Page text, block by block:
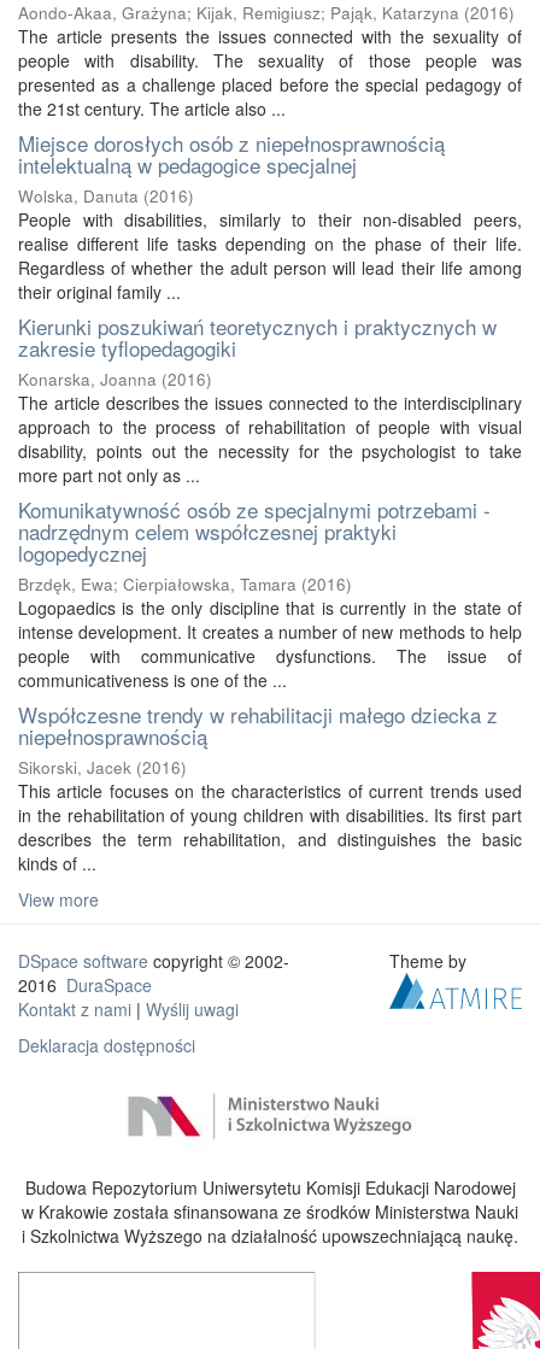
Aondo-Akaa, Grażyna; Kijak, Remigiusz; Pająk, Katarzyna (2016)
The article presents the issues connected with the sexuality of
people with disability. The sexuality of those people was
presented as a challenge placed before the special pedagogy of
the 21st century. The article also ...
Miejsce dorosłych osób z niepełnosprawnością
intelektualną w pedagogice specjalnej
Wolska, Danuta (2016)
People with disabilities, similarly to their non-disabled peers,
realise different life tasks depending on the phase of their life.
Regardless of whether the adult person will lead their life among
their original family ...
Kierunki poszukiwań teoretycznych i praktycznych w
zakresie tyflopedagogiki
Konarska, Joanna (2016)
The article describes the issues connected to the interdisciplinary
approach to the process of rehabilitation of people with visual
disability, points out the necessity for the psychologist to take
more part not only as ...
Komunikatywność osób ze specjalnymi potrzebami -
nadrzędnym celem współczesnej praktyki
logopedycznej
Brzdęk, Ewa; Cierpiałowska, Tamara (2016)
Logopaedics is the only discipline that is currently in the state of
intense development. It creates a number of new methods to help
people with communicative dysfunctions. The issue of
communicativeness is one of the ...
Współczesne trendy w rehabilitacji małego dziecka z
niepełnosprawnością
Sikorski, Jacek (2016)
This article focuses on the characteristics of current trends used
in the rehabilitation of young children with disabilities. Its first part
describes the term rehabilitation, and distinguishes the basic
kinds of ...
View more
DSpace software copyright © 2002-
2016 DuraSpace
Kontakt z nami | Wyślij uwagi
Deklaracja dostępności
Theme by
Budowa Repozytorium Uniwersytetu Komisji Edukacji Narodowej
w Krakowie została sfinansowana ze środków Ministerstwa Nauki
i Szkolnictwa Wyższego na działalność upowszechniającą naukę.